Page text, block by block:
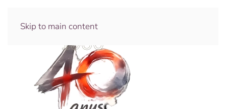
Skip to main content